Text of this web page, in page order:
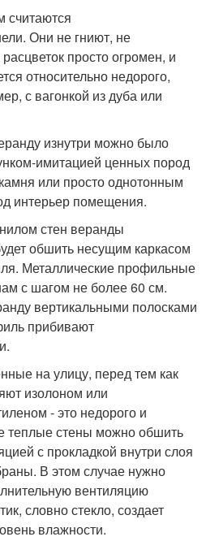
считаются
Они не гниют, не
просто огромен, и
относительно недорого,
с вагонкой из дуба или
изнутри можно было
имитацией ценных пород
или просто однотонным
интерьер помещения.
стен веранды
обшить несущим каркасом
Металлические профильные
с шагом не более 60 см.
вертикальными полосками
прибивают
на улицу, перед тем как
изолоном или
- это недорого и
теплые стены можно обшить
с прокладкой внутри слоя
В этом случае нужно
вентиляцию
словно стекло, создает
влажности.